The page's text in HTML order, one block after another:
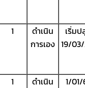
1
ดำเนิน
การเอง
เริ่ม
19/
1
ดำเนิน
1/